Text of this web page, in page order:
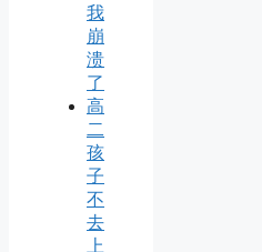
我
崩
溃
了
高
二
孩
子
不
去
上